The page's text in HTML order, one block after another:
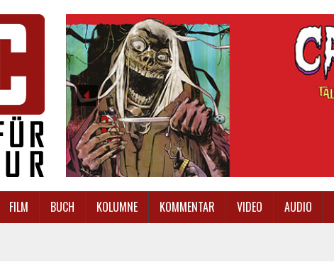
FILM BUCH KOLUMNE KOMMENTAR VIDEO AUDIO